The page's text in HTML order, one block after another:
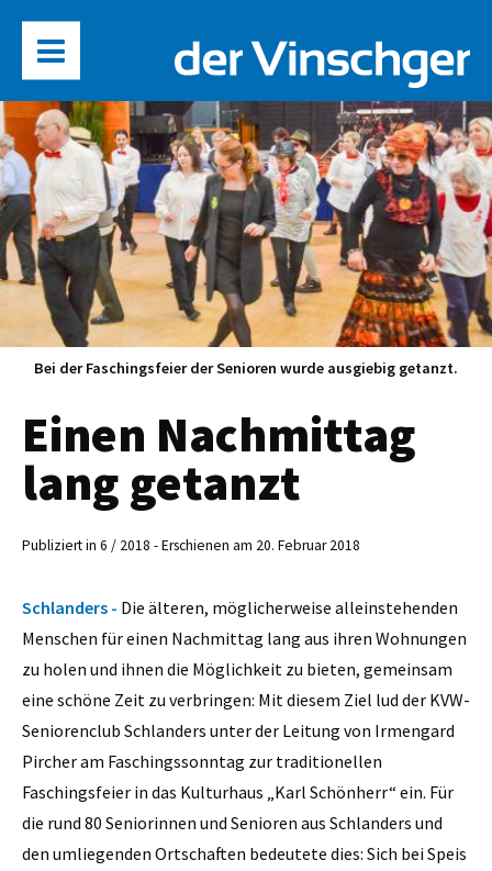
Bei der Faschingsfeier der Senioren wurde ausgiebig getanzt.
Einen Nachmittag
lang getanzt
Publiziert in 6 / 2018 - Erschienen am 20. Februar 2018
Schlanders - Die älteren, möglicherweise alleinstehenden
Menschen für einen Nachmittag lang aus ihren Wohnungen
zu holen und ihnen die Möglichkeit zu bieten, gemeinsam
eine schöne Zeit zu verbringen: Mit diesem Ziel lud der KVW-
Seniorenclub Schlanders unter der Leitung von Irmengard
Pircher am Faschingssonntag zur traditionellen
Faschingsfeier in das Kulturhaus „Karl Schönherr“ ein. Für
die rund 80 Seniorinnen und Senioren aus Schlanders und
den umliegenden Ortschaften bedeutete dies: Sich bei Speis